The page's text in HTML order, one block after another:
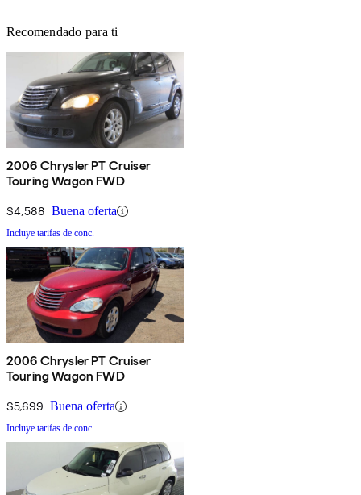
Recomendado para ti
2006 Chrysler PT Cruiser
Touring Wagon FWD
$4,588 Buena oferta
Incluye tarifas de conc.
2006 Chrysler PT Cruiser
Touring Wagon FWD
$5,699 Buena oferta
Incluye tarifas de conc.